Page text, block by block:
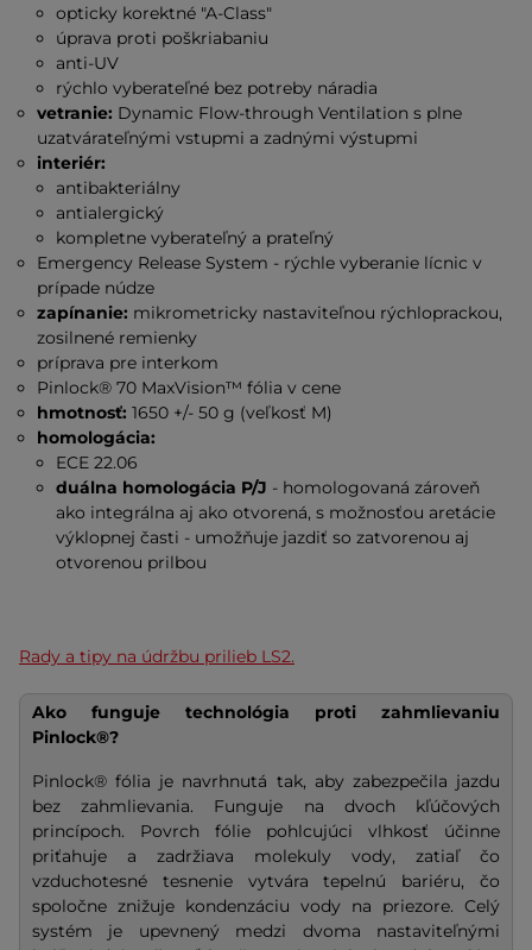
opticky korektné "A-Class"
úprava proti poškriabaniu
anti-UV
rýchlo vyberateľné bez potreby náradia
vetranie: Dynamic Flow-through Ventilation s plne
uzatvárateľnými vstupmi a zadnými výstupmi
interiér:
antibakteriálny
antialergický
kompletne vyberateľný a prateľný
Emergency Release System - rýchle vyberanie lícnic v
prípade núdze
zapínanie: mikrometricky nastaviteľnou rýchloprackou,
zosilnené remienky
príprava pre interkom
Pinlock® 70 MaxVision™ fólia v cene
hmotnosť: 1650 +/- 50 g (veľkosť M)
homologácia:
ECE 22.06
duálna homologácia P/J - homologovaná zároveň
ako integrálna aj ako otvorená, s možnosťou aretácie
výklopnej časti - umožňuje jazdiť so zatvorenou aj
otvorenou prilbou
Rady a tipy na údržbu prilieb LS2.
Ako funguje technológia proti zahmlievaniu
Pinlock®?
Pinlock® fólia je navrhnutá tak, aby zabezpečila jazdu
bez zahmlievania. Funguje na dvoch kľúčových
princípoch. Povrch fólie pohlcujúci vlhkosť účinne
priťahuje a zadržiava molekuly vody, zatiaľ čo
vzduchotesné tesnenie vytvára tepelnú bariéru, čo
spoločne znižuje kondenzáciu vody na priezore. Celý
systém je upevnený medzi dvoma nastaviteľnými